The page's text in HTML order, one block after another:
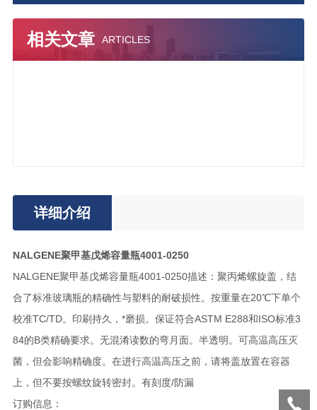
相关文章 ARTICLES
详细介绍
NALGENE聚甲基戊烯容量瓶4001-0250
NALGENE聚甲基戊烯容量瓶4001-0250描述：聚丙烯螺旋盖，结
合了标准玻璃瓶的精确性与塑料的耐破损性。按重量在20℃下单个
校准TC/TD。印刷持久，*磨损。保证符合ASTM E288和ISO标准3
84的B类精确要求。无混淆读数的弯月面。半透明。可高温高压灭
菌，但会影响精确度。在进行高温高压之前，请将盖放置在容器
上，但不要按螺纹旋转密封。有刻度/防漏
订购信息：